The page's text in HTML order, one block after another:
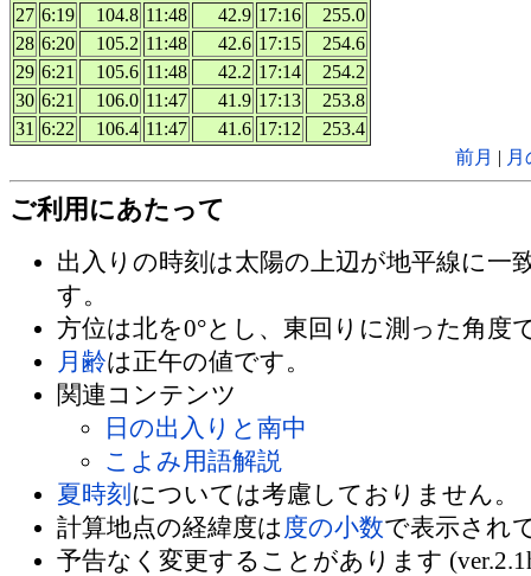
27 6:19 104.8 11:48 42.9 17:16
255.0
28 6:20 105.2 11:48 42.6 17:15
254.6
29 6:21 105.6 11:48 42.2 17:14
254.2
30 6:21 106.0 11:47 41.9 17:13
253.8
31 6:22 106.4 11:47 41.6 17:12
253.4
前月 |
ご利用にあたって
出入りの時刻は太陽の上辺が地平線に一
す。
方位は北を0°とし、東回りに測った角度
月齢は正午の値です。
関連コンテンツ
日の出入りと南中
こよみ用語解説
夏時刻 については考慮しておりません。
計算地点の経緯度は 度の小数で表示され
予告なく変更することがあります